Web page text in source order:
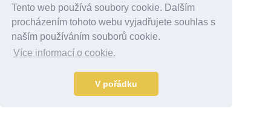
Tento web používá soubory cookie. Dalším
procházením tohoto webu vyjadřujete souhlas s
naším používáním souborů cookie.
Více informací o cookie.
V pořádku